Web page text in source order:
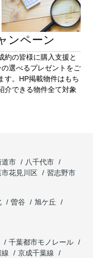
ンペーン
約の皆様に購⼊⽀援と
の選べるプレゼントをご
す。HP掲載物件はもち
介できる物件全て対象
道市
八千代市
市花見川区
習志野市
曽谷
旭ケ丘
千葉都市モノレール
京成千葉線